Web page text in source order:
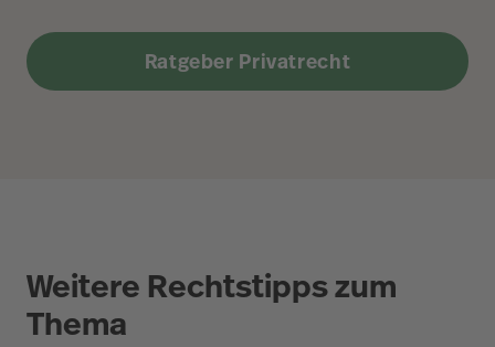
Ratgeber Privatrecht
Weitere Rechtstipps zum
Thema